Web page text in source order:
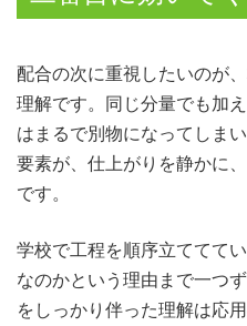
配合の次に重視したいのが
理解です。同じ分量でも加
はまるで別物になってしま
要素が、仕上がりを静かに
です。
学校で工程を順序立ててて
なのかという理由まで一つ
をしっかり伴った理解は応